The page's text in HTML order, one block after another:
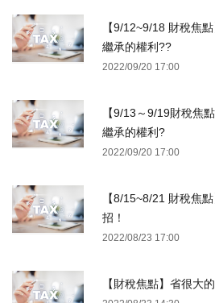
【9/12~9/18 財稅焦
繼承的權利??
2022/09/20 17:00
【9/13～9/19財稅焦
繼承的權利?
2022/09/20 17:00
【8/15~8/21 財稅焦
招！
2022/08/23 17:00
【財稅焦點】省很大